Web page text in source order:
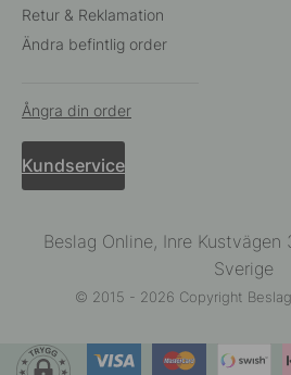
Retur & Reklamation
Ändra befintlig order
Ångra din order
Kundservice
Beslag Online, Inre
Sverige
© 2015 - 2026 Copyright